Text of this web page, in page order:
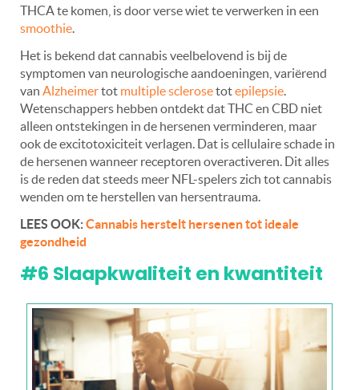
THCA te komen, is door verse wiet te verwerken in een
smoothie.
Het is bekend dat cannabis veelbelovend is bij de
symptomen van neurologische aandoeningen, variërend
van Alzheimertot multiple sclerosetotepilepsie.
Wetenschappers hebben ontdekt dat THC en CBD niet
alleen ontstekingen in de hersenen verminderen, maar
ook de excitotoxiciteit verlagen. Dat is cellulaire schade in
de hersenen wanneer receptoren overactiveren. Dit alles
is de reden dat steeds meer NFL-spelers zich tot cannabis
wenden om te herstellen van hersentrauma.
LEES OOK:Cannabis herstelt hersenen tot ideale
gezondheid
#6 Slaapkwaliteit en kwantiteit